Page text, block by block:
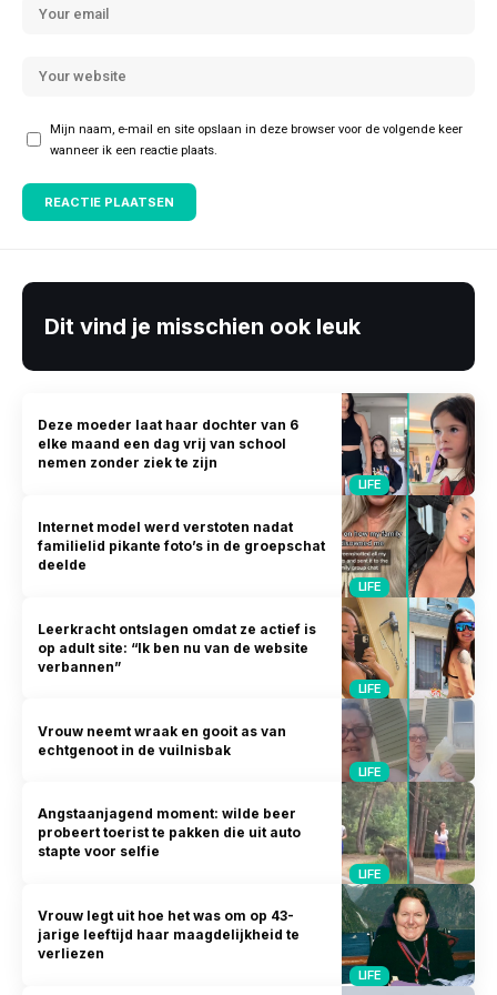
Mijn naam, e-mail en site opslaan in deze browser voor de volgende keer
wanneer ik een reactie plaats.
Dit vind je misschien ook leuk
LIFE
Deze moeder laat haar dochter van 6
elke maand een dag vrij van school
nemen zonder ziek te zijn
LIFE
Internet model werd verstoten nadat
familielid pikante foto’s in de groepschat
deelde
LIFE
Leerkracht ontslagen omdat ze actief is
op adult site: “Ik ben nu van de website
verbannen”
LIFE
Vrouw neemt wraak en gooit as van
echtgenoot in de vuilnisbak
LIFE
Angstaanjagend moment: wilde beer
probeert toerist te pakken die uit auto
stapte voor selfie
LIFE
Vrouw legt uit hoe het was om op 43-
jarige leeftijd haar maagdelijkheid te
verliezen